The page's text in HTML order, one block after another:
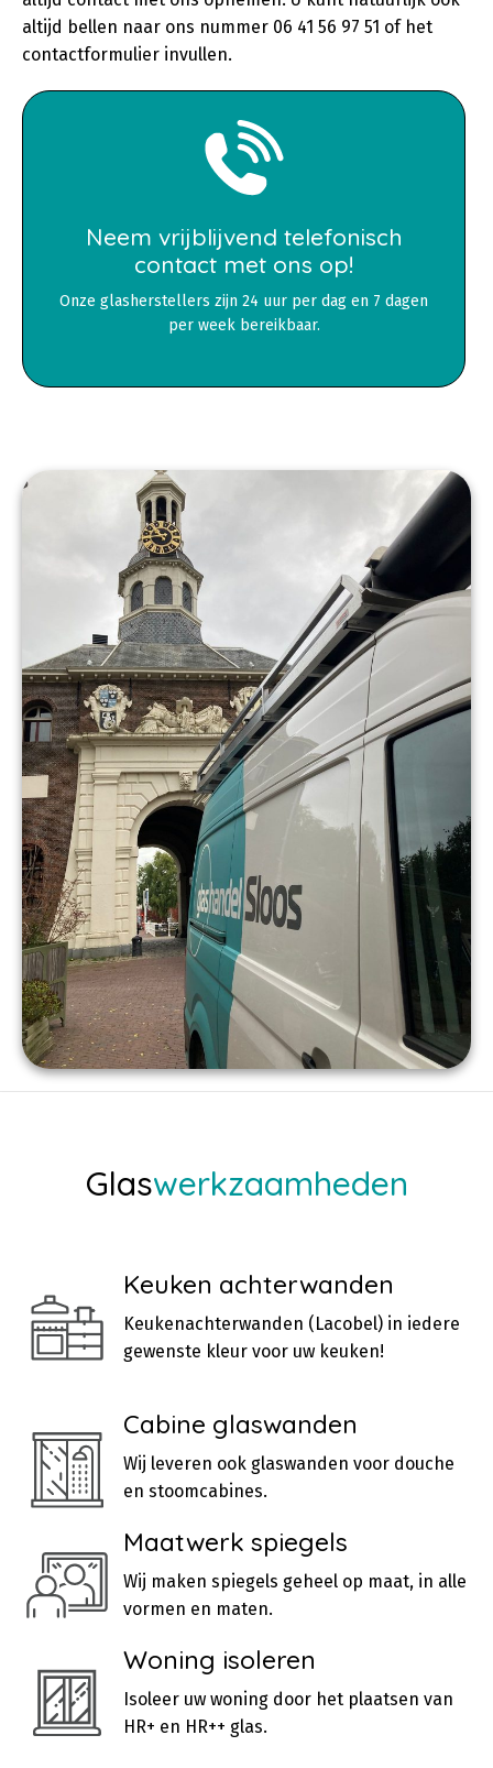
altijd bellen naar ons nummer 06 41 56 97 51 of het
contactformulier invullen.
Neem vrijblijvend telefonisch
contact met ons op!
Onze glasherstellers zijn 24 uur per dag en 7 dagen
per week bereikbaar.
Glaswerkzaamheden
Keuken achterwanden
Keukenachterwanden (Lacobel) in iedere
gewenste kleur voor uw keuken!
Cabine glaswanden
Wij leveren ook glaswanden voor douche
en stoomcabines.
Maatwerk spiegels
Wij maken spiegels geheel op maat, in alle
vormen en maten.
Woning isoleren
Isoleer uw woning door het plaatsen van
HR+ en HR++ glas.